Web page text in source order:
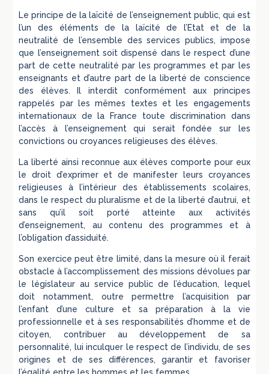
Le principe de la laïcité de l’enseignement public, qui est
l’un des éléments de la laïcité de l’Etat et de la
neutralité de l’ensemble des services publics, impose
que l’enseignement soit dispensé dans le respect d’une
part de cette neutralité par les programmes et par les
enseignants et d’autre part de la liberté de conscience
des élèves. Il interdit conformément aux principes
rappelés par les mêmes textes et les engagements
internationaux de la France toute discrimination dans
l’accès à l’enseignement qui serait fondée sur les
convictions ou croyances religieuses des élèves.
La liberté ainsi reconnue aux élèves comporte pour eux
le droit d’exprimer et de manifester leurs croyances
religieuses à l’intérieur des établissements scolaires,
dans le respect du pluralisme et de la liberté d’autrui, et
sans qu’il soit porté atteinte aux activités
d’enseignement, au contenu des programmes et à
l’obligation d’assiduité.
Son exercice peut être limité, dans la mesure où il ferait
obstacle à l’accomplissement des missions dévolues par
le législateur au service public de l’éducation, lequel
doit notamment, outre permettre l’acquisition par
l’enfant d’une culture et sa préparation à la vie
professionnelle et à ses responsabilités d’homme et de
citoyen, contribuer au développement de sa
personnalité, lui inculquer le respect de l’individu, de ses
origines et de ses différences, garantir et favoriser